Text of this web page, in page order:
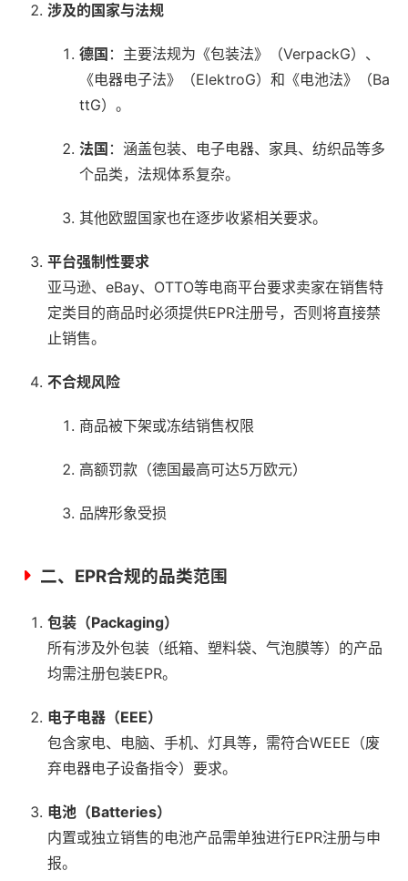
涉及的国家与法规
德国 ：主要法规为《包装法》（VerpackG）、
《电器电子法》（ElektroG）和《电池法》（Ba
ttG）。
法国 ：涵盖包装、电子电器、家具、纺织品等多
个品类，法规体系复杂。
其他欧盟国家也在逐步收紧相关要求。
平台强制性要求
亚马逊、eBay、OTTO等电商平台要求卖家在销售特
定类目的商品时必须提供EPR注册号，否则将直接禁
止销售。
不合规风险
商品被下架或冻结销售权限
高额罚款（德国最高可达5万欧元）
品牌形象受损
二、EPR合规的品类范围
包装（Packaging）
所有涉及外包装（纸箱、塑料袋、气泡膜等）的产品
均需注册包装EPR。
电子电器（EEE）
包含家电、电脑、手机、灯具等，需符合WEEE（废
弃电器电子设备指令）要求。
电池（Batteries）
内置或独立销售的电池产品需单独进行EPR注册与申
报。